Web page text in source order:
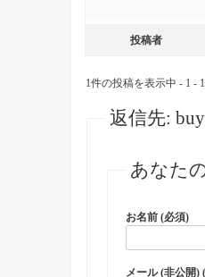
投稿者
1件の投稿を表示中 - 1 -
返信先:
あなた
お名前 (必須)
メール (非公開)